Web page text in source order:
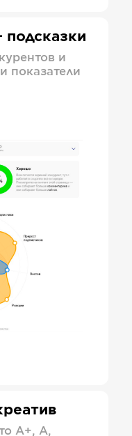
подсказки
и
показатели
А+, А,